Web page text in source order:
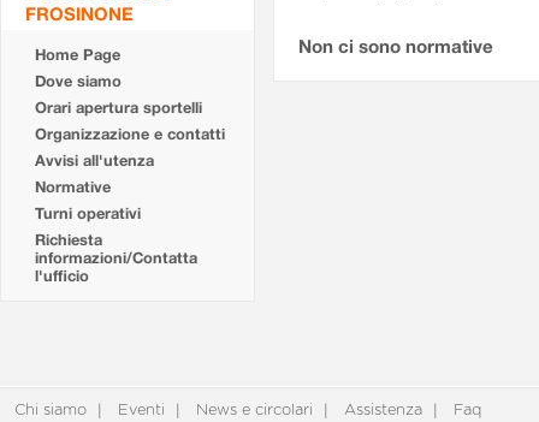
FROSINONE
Home Page
Dove siamo
Orari apertura sportelli
Organizzazione e contatti
Avvisi all'utenza
Normative
Turni operativi
Richiesta
informazioni/Contatta
l'ufficio
Non ci sono normative
Chi siamo Eventi News e circolari Assistenza Faq